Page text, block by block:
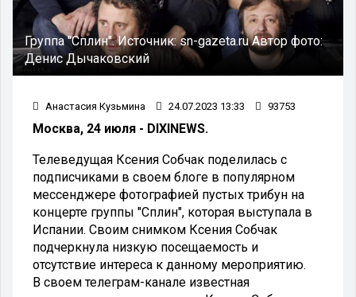
Группа "Сплин".Источник:sn-gazeta.ruАвтор фото:
Денис Дычаковский
Анастасия Кузьмина 24.07.2023 13:33 93753
Москва, 24 июля - DIXINEWS.
Телеведущая Ксения Собчак поделилась с
подписчиками в своем блоге в популярном
мессенджере фотографией пустых трибун на
концерте группы "Сплин", которая выступала в
Испании. Своим снимком Ксения Собчак
подчеркнула низкую посещаемость и
отсутствие интереса к данному мероприятию.
В своем телеграм-канале известная